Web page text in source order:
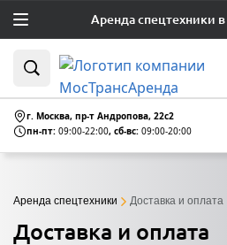
Аренда спецтехники
г. Москва, пр-т Андропова, 22c2
пн-пт: 09:00-22:00, сб-вс: 09:00-20:00
Доставка и оплата
Аренда спецтехники Доставка и оплата